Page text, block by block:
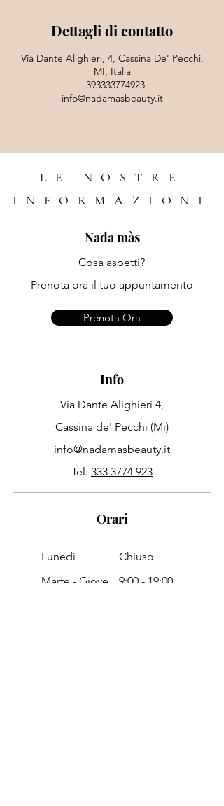
Dettagli di contatto
Via Dante Alighieri, 4, Cassina De' Pecchi,
MI, Italia
+393333774923
info@nadamasbeauty.it
LE NOSTRE
INFORMAZIONI
Nada màs
Cosa aspetti?
Prenota ora il tuo appuntamento
Prenota Ora
Info
Via Dante Alighieri 4,
Cassina de' Pecchi (Mi)
info@nadamasbeauty.it
Tel: 333 3774 923
Orari
Chiuso
9:00 - 19:00
Lunedì
Marte - Giove